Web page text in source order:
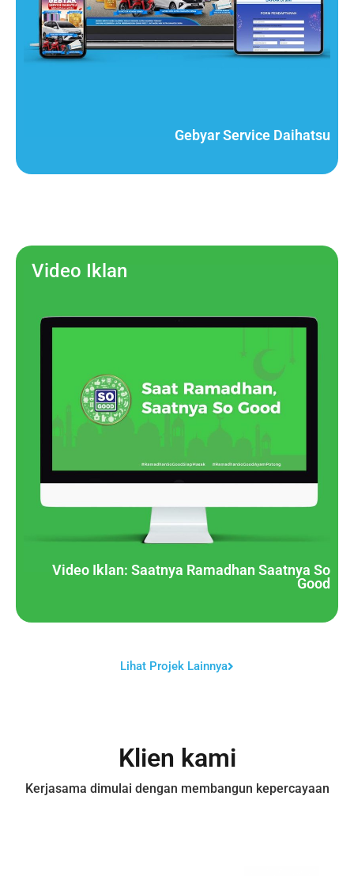
Gebyar Service Daihatsu
Video Iklan
Video Iklan: Saatnya Ramadhan Saatnya So
Good
Lihat Projek Lainnya
Klien kami
Kerjasama dimulai dengan membangun kepercayaan